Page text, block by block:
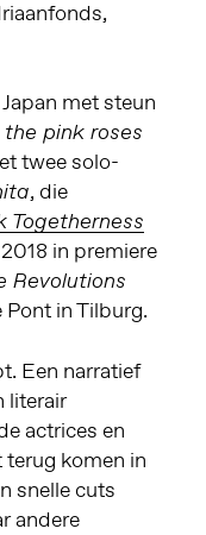
met steun
the pink roses
twee solo-
, die
Togetherness
in premiere
Revolutions
in Tilburg.
Een narratief
literair
actrices en
komen in
snelle cuts
andere